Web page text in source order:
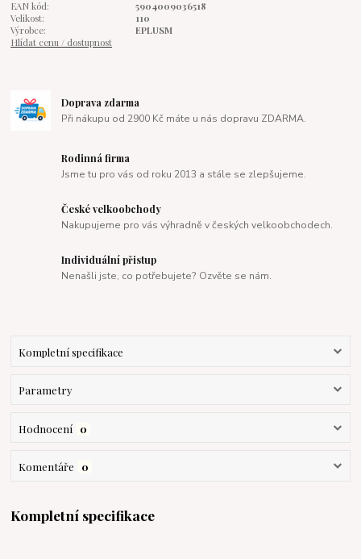
EAN kód:
5904009036518
Velikost:
110
Výrobce:
EPLUSM
Hlídat cenu / dostupnost
Doprava zdarma
Při nákupu od 2900 Kč máte u nás dopravu ZDARMA.
Rodinná firma
Jsme tu pro vás od roku 2013 a stále se zlepšujeme.
České velkoobchody
Nakupujeme pro vás výhradně v českých velkoobchodech.
Individuální přistup
Nenašli jste, co potřebujete? Ozvěte se nám.
Kompletní specifikace
Parametry
Hodnocení 0
Komentáře 0
Kompletní specifikace